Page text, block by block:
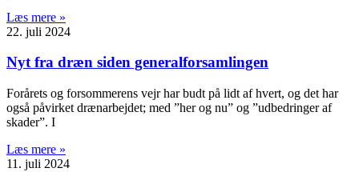
Læs mere »
22. juli 2024
Nyt fra dræn siden generalforsamlingen
Forårets og forsommerens vejr har budt på lidt af hvert, og det har
også påvirket drænarbejdet; med ”her og nu” og ”udbedringer af
skader”. I
Læs mere »
11. juli 2024